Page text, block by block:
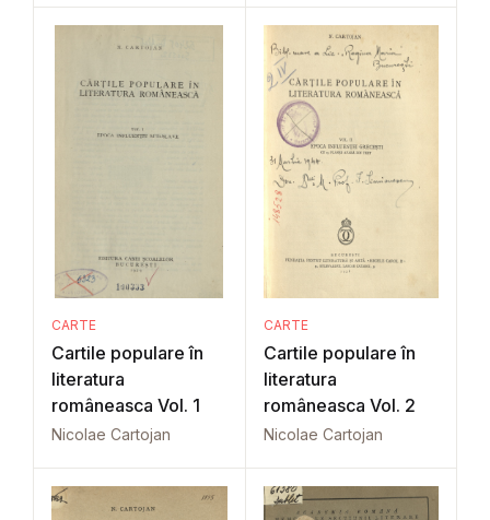
CARTE
Cartile populare în
literatura
româneasca Vol. 1
Nicolae Cartojan
CARTE
Cartile populare în
literatura
româneasca Vol. 2
Nicolae Cartojan